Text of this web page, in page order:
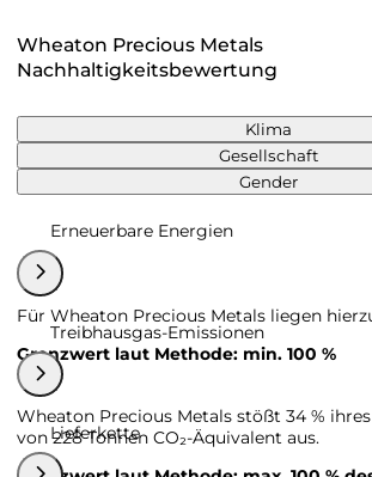
Wheaton Precious Metals
Nachhaltigkeitsbewertung
Klima
Gesellschaft
Gender
Erneuerbare Energien
Für Wheaton Precious Metals liegen
Grenzwert laut Methode: min. 100 %
Treibhausgas-Emissionen
Wheaton Precious Metals stößt 34 %
von 228 Tonnen CO₂-Äquivalent aus.
Lieferkette